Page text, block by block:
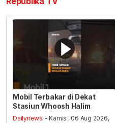
Mobil Terbakar di Dekat
Stasiun Whoosh Halim
Dailynews - Kamis , 06 Aug 2026,